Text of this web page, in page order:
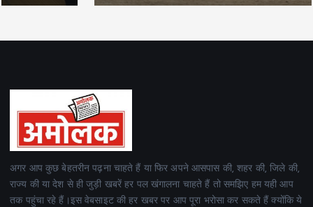
अगर आप कुछ बेहतरीन पढ़ना चाहते हैं या फिर अपने आसपास की, शहर की, जिले की,
राज्य की या देश से ही जुड़ी खबरें हर पल खंगालना चाहते हैं तो समझिए हम यही आप
तक पहुंचा रहे हैं।इस वेबसाइट की हर खबर पर आप पूरा भरोसा कर सकते हैं क्योंकि ये